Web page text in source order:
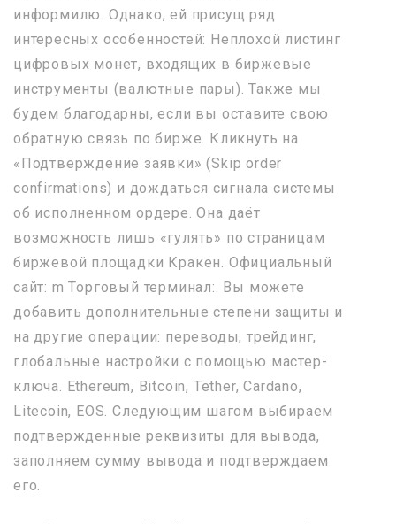
информилю. Однако, ей присущ ряд
интересных особенностей: Неплохой листинг
цифровых монет, входящих в биржевые
инструменты (валютные пары). Также мы
будем благодарны, если вы оставите свою
обратную связь по бирже. Кликнуть на
«Подтверждение заявки» (Skip order
confirmations) и дождаться сигнала системы
об исполненном ордере. Она даёт
возможность лишь «гулять» по страницам
биржевой площадки Кракен. Официальный
сайт: m Торговый терминал:. Вы можете
добавить дополнительные степени защиты и
на другие операции: переводы, трейдинг,
глобальные настройки с помощью мастер-
ключа. Ethereum, Bitcoin, Tether, Cardano,
Litecoin, EOS. Следующим шагом выбираем
подтвержденные реквизиты для вывода,
заполняем сумму вывода и подтверждаем
его.